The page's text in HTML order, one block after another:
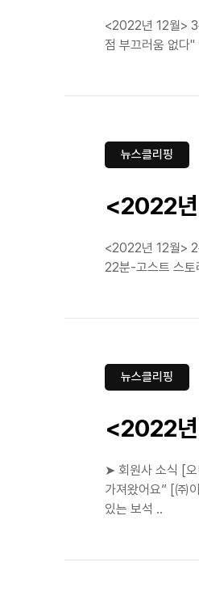
<2022년 12월>
점 부끄러움 없다
뉴스클리핑
<2022년
<2022년 12월> 2
22분-고스트 스토
뉴스클리핑
<2022년
➤ 회원사 소식 [오
가져왔어요” [㈜
있는 보석 ..